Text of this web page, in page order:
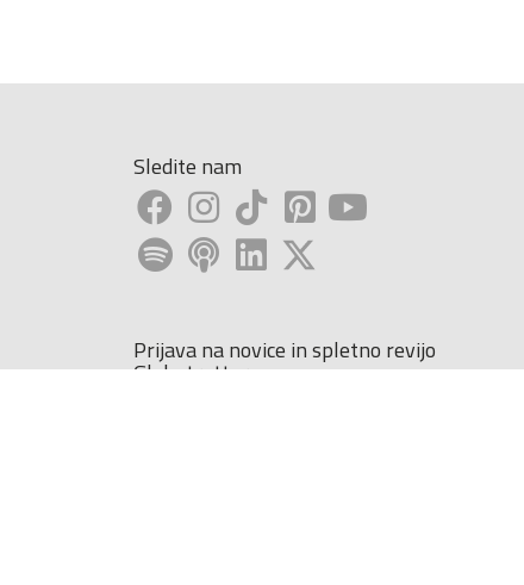
Sledite nam
Prijava na novice in spletno revijo
Globetrotter